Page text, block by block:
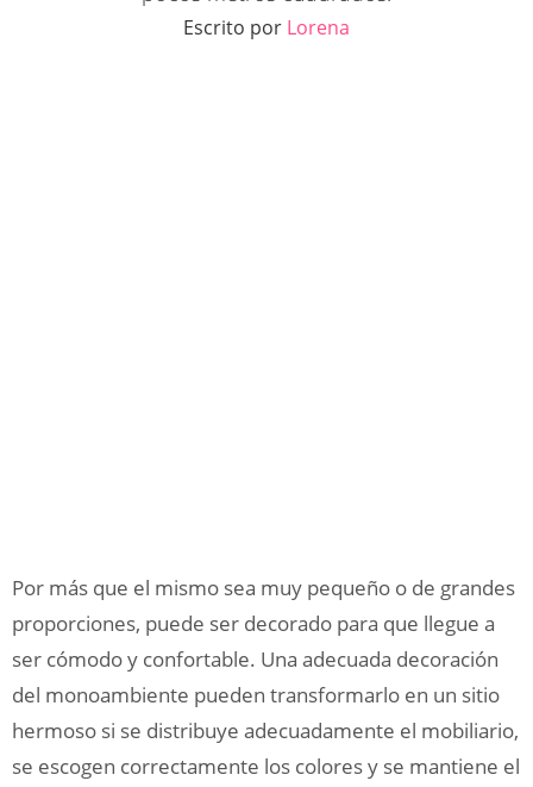
Escrito por Lorena
Por más que el mismo sea muy pequeño o de grandes
proporciones, puede ser decorado para que llegue a
ser cómodo y confortable. Una adecuada decoración
del monoambiente pueden transformarlo en un sitio
hermoso si se distribuye adecuadamente el mobiliario,
se escogen correctamente los colores y se mantiene el